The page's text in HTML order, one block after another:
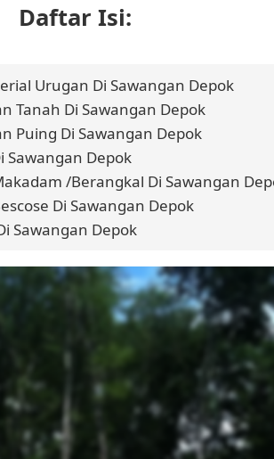
Daftar Isi:
Urugan Di Sawangan Depok
Tanah Di Sawangan Depok
Puing Di Sawangan Depok
Sawangan Depok
/Berangkal Di Sawangan
Di Sawangan Depok
Sawangan Depok